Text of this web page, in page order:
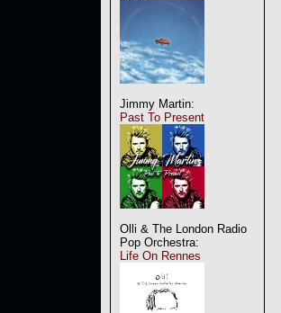
Jimmy Martin:
Past To Present
Olli & The London Radio
Pop Orchestra:
Life On Rennes